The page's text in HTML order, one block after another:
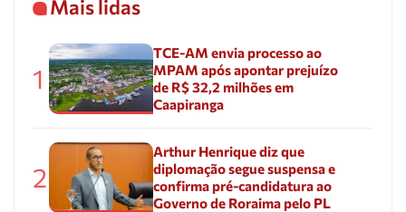
Mais lidas
1
TCE-AM envia processo ao
MPAM após apontar prejuízo
de R$ 32,2 milhões em
Caapiranga
2
Arthur Henrique diz que
diplomação segue suspensa e
confirma pré-candidatura ao
Governo de Roraima pelo PL